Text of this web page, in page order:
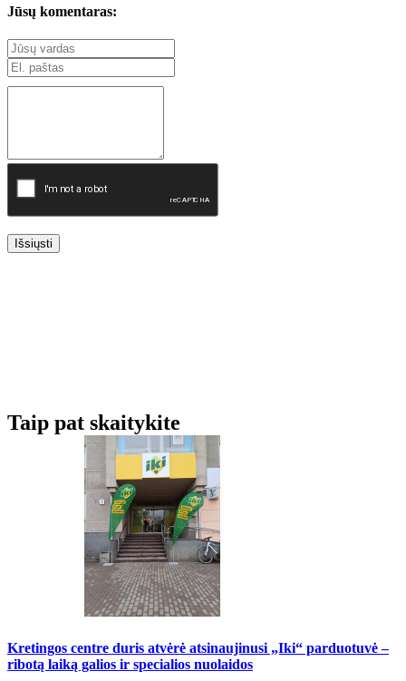
Jūsų komentaras:
Išsiųsti
Taip pat skaitykite
Kretingos centre duris atvėrė atsinaujinusi „Iki“ parduotuvė –
ribotą laiką galios ir specialios nuolaidos